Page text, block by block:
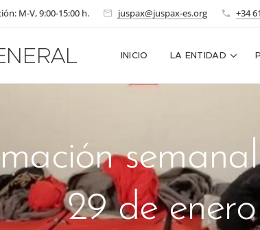
M-V, 9:00-15:00 h. juspax@juspax-es.org +34
INICIO LA ENTIDAD
29 de enero